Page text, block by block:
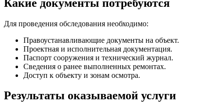
Какие документы потребуются
Для проведения обследования необходимо:
Правоустанавливающие документы на объект.
Проектная и исполнительная документация.
Паспорт сооружения и технический журнал.
Сведения о ранее выполненных ремонтах.
Доступ к объекту и зонам осмотра.
Результаты оказываемой услуги